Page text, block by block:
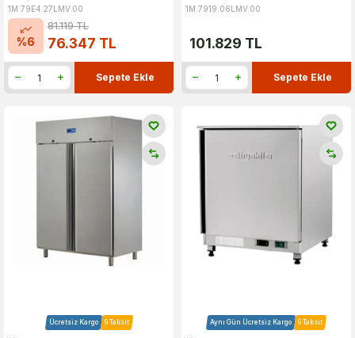
1M.79E4.27LMV.00
%6
81.119TL
76.347 TL
Sepete Ekle
1M.7919.06LMV.00
101.829 TL
Sepete Ekle
Ücretsiz Kargo 9 Taksit Aynı Gün Ücretsiz Kargo 9 Taksit